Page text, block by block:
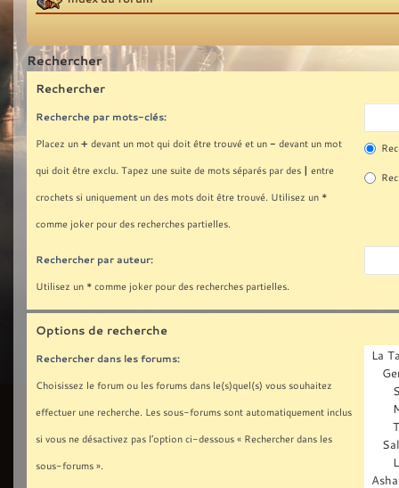
Rechercher
Rechercher
Recherche par mots-clés:
Placez un + devant un mot qui doit être trouvé et un - devant un mot
qui doit être exclu. Tapez une suite de mots séparés par des | entre
crochets si uniquement un des mots doit être trouvé. Utilisez un *
comme joker pour des recherches partielles.
Rechercher par auteur:
Utilisez un * comme joker pour des recherches partielles.
Options de recherche
Rechercher dans les forums:
Choisissez le forum ou les forums dans le(s)quel(s) vous souhaitez
effectuer une recherche. Les sous-forums sont automatiquement inclus
si vous ne désactivez pas l’option ci-dessous « Rechercher dans les
sous-forums ».